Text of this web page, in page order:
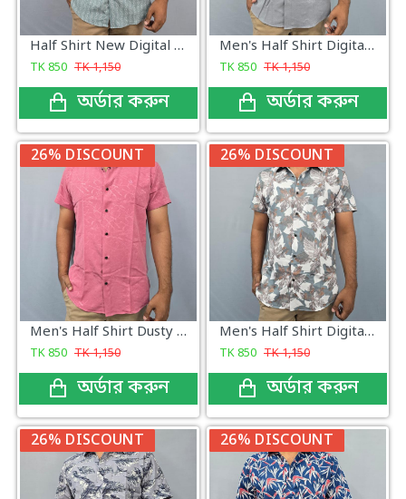
Half Shirt New Digital Print
TK850 TK1,150
অর্ডার করুন
Men's Half Shirt Digital Print New
TK850 TK1,150
অর্ডার করুন
26% DISCOUNT
Men's Half Shirt Dusty Pink
TK850 TK1,150
অর্ডার করুন
26% DISCOUNT
Men's Half Shirt Digital Print
TK850 TK1,150
অর্ডার করুন
26% DISCOUNT 26% DISCOUNT